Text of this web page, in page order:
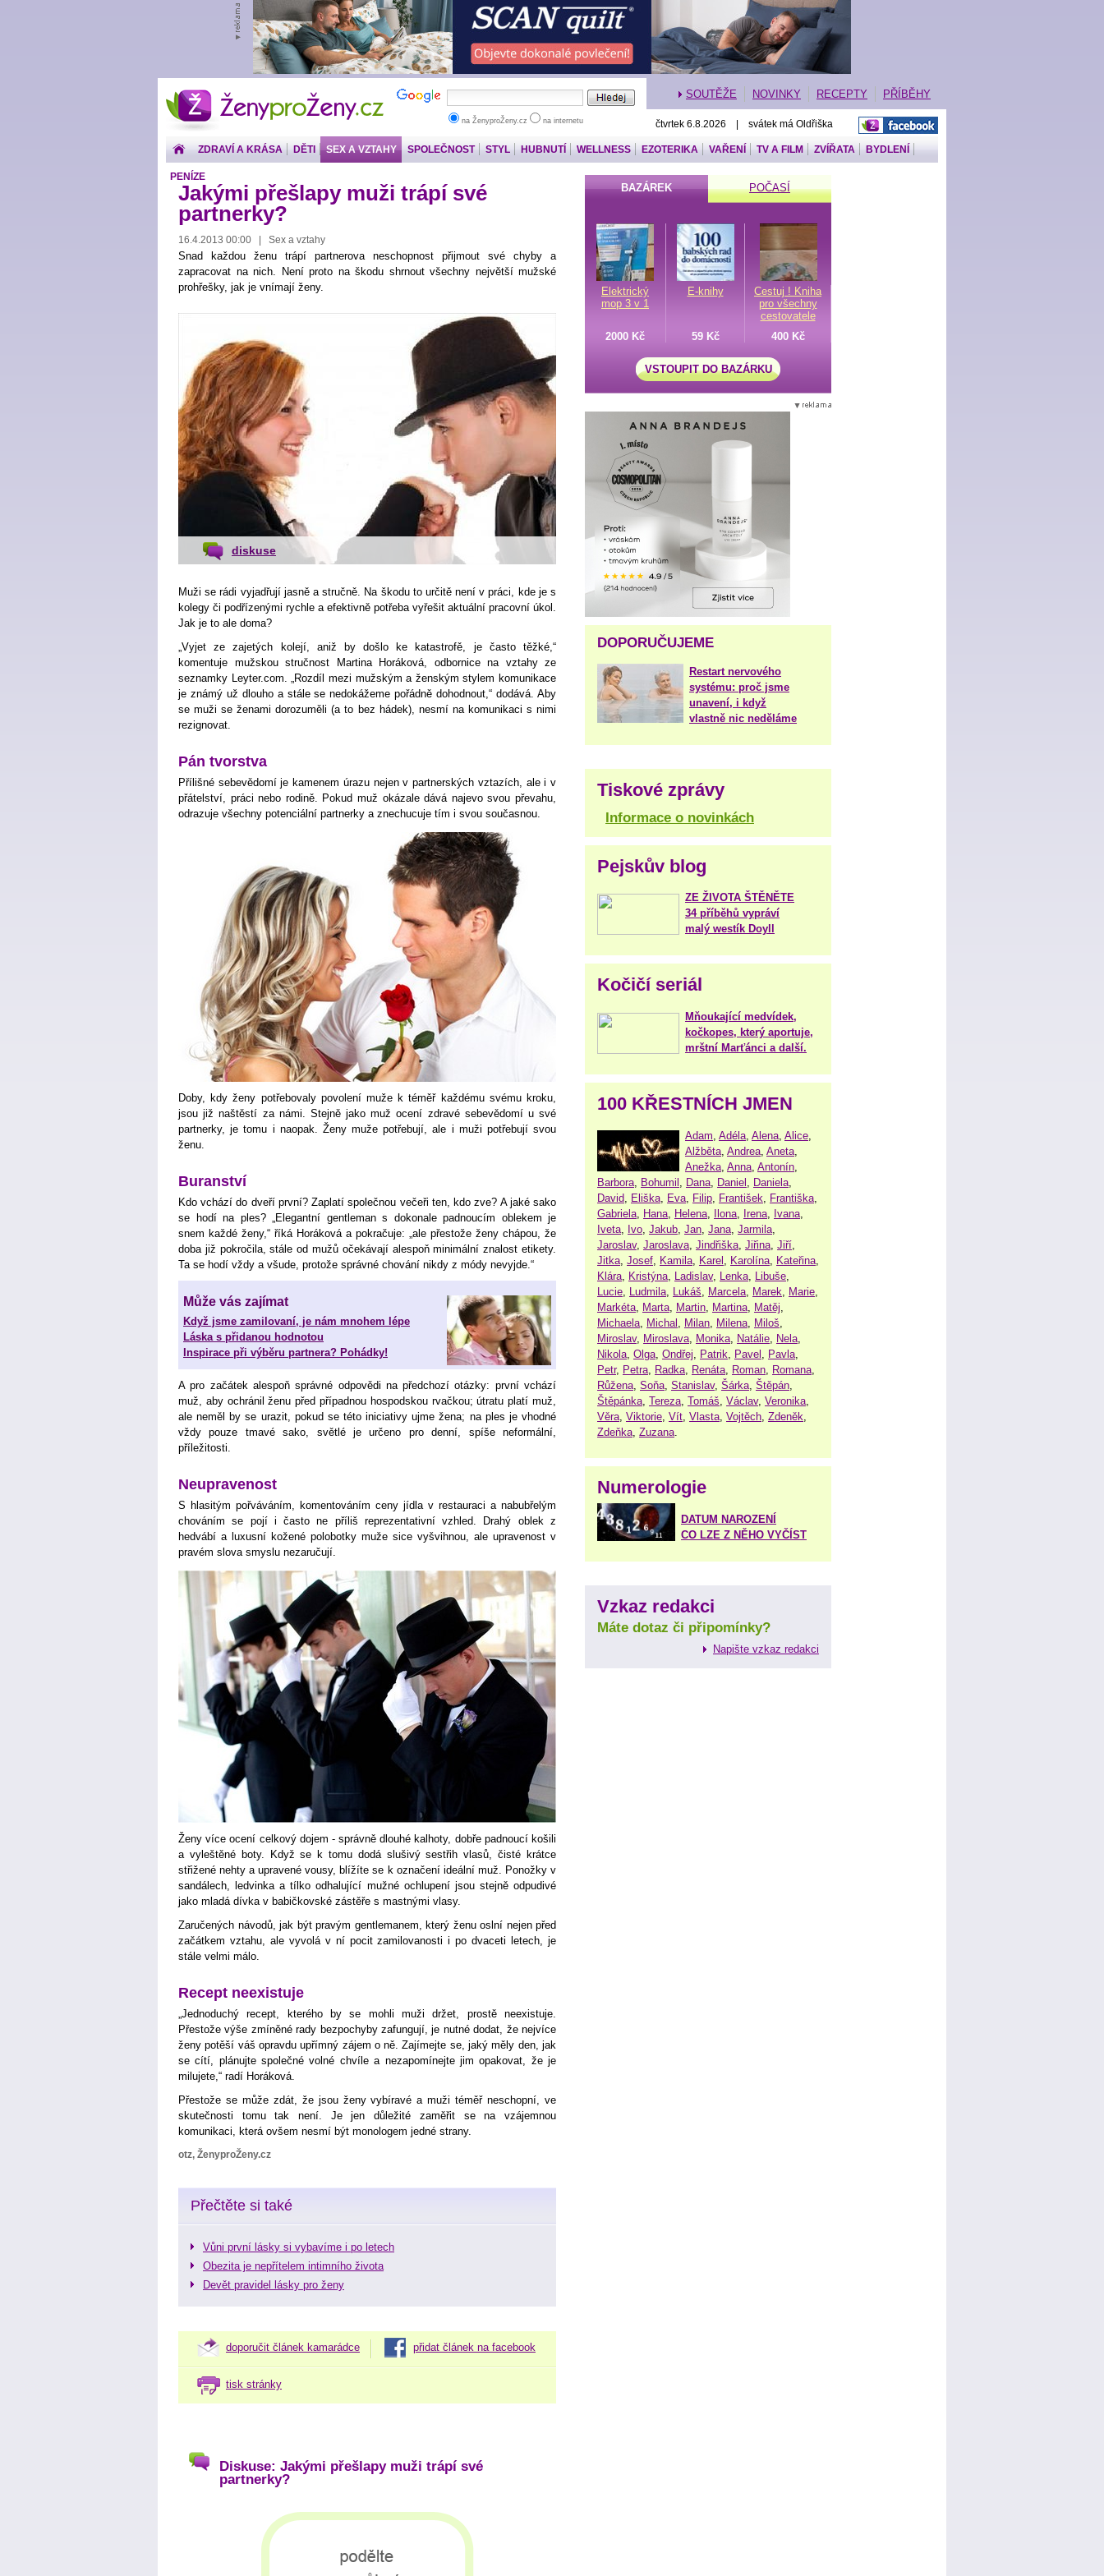
ŽenyproŽeny.cz
na ŽenyproŽeny.cz na internetu
SOUTĚŽE NOVINKY RECEPTY PŘÍBĚHY
čtvrtek 6.8.2026 | svátek má Oldřiška
ZDRAVÍ A KRÁSA DĚTI SEX A VZTAHY SPOLEČNOST STYL HUBNUTÍ WELLNESS EZOTERIKA VAŘENÍ TV A FILM ZVÍŘATA BYDLENÍ
PENÍZE
Jakými přešlapy muži trápí své
partnerky?
16.4.2013 00:00 | Sex a vztahy
Snad každou ženu trápí partnerova neschopnost přijmout své chyby a
zapracovat na nich. Není proto na škodu shrnout všechny největší mužské
prohřešky, jak je vnímají ženy.
diskuse
Muži se rádi vyjadřují jasně a stručně. Na škodu to určitě není v práci, kde je s
kolegy či podřízenými rychle a efektivně potřeba vyřešit aktuální pracovní úkol.
Jak je to ale doma?
„Vyjet ze zajetých kolejí, aniž by došlo ke katastrofě, je často těžké,“
komentuje mužskou stručnost Martina Horáková, odbornice na vztahy ze
seznamky Leyter.com. „Rozdíl mezi mužským a ženským stylem komunikace
je známý už dlouho a stále se nedokážeme pořádně dohodnout,“ dodává. Aby
se muži se ženami dorozuměli (a to bez hádek), nesmí na komunikaci s nimi
rezignovat.
Pán tvorstva
Přílišné sebevědomí je kamenem úrazu nejen v partnerských vztazích, ale i v
přátelství, práci nebo rodině. Pokud muž okázale dává najevo svou převahu,
odrazuje všechny potenciální partnerky a znechucuje tím i svou současnou.
Doby, kdy ženy potřebovaly povolení muže k téměř každému svému kroku,
jsou již naštěstí za námi. Stejně jako muž ocení zdravé sebevědomí u své
partnerky, je tomu i naopak. Ženy muže potřebují, ale i muži potřebují svou
ženu.
Buranství
Kdo vchází do dveří první? Zaplatí společnou večeři ten, kdo zve? A jaké sako
se hodí na ples? „Elegantní gentleman s dokonale padnoucím oblekem je
snem každé ženy,“ říká Horáková a pokračuje: „ale přestože ženy chápou, že
doba již pokročila, stále od mužů očekávají alespoň minimální znalost etikety.
Ta se hodí vždy a všude, protože správné chování nikdy z módy nevyjde.“
Může vás zajímat
Když jsme zamilovaní, je nám mnohem lépe
Láska s přidanou hodnotou
Inspirace při výběru partnera? Pohádky!
A pro začátek alespoň správné odpovědi na předchozí otázky: první vchází
muž, aby ochránil ženu před případnou hospodskou rvačkou; útratu platí muž,
ale neměl by se urazit, pokud se této iniciativy ujme žena; na ples je vhodné
vždy pouze tmavé sako, světlé je určeno pro denní, spíše neformální,
příležitosti.
Neupravenost
S hlasitým pořváváním, komentováním ceny jídla v restauraci a nabubřelým
chováním se pojí i často ne příliš reprezentativní vzhled. Drahý oblek z
hedvábí a luxusní kožené polobotky muže sice vyšvihnou, ale upravenost v
pravém slova smyslu nezaručují.
Ženy více ocení celkový dojem - správně dlouhé kalhoty, dobře padnoucí košili
a vyleštěné boty. Když se k tomu dodá slušivý sestřih vlasů, čisté krátce
střižené nehty a upravené vousy, blížíte se k označení ideální muž. Ponožky v
sandálech, ledvinka a tílko odhalující mužné ochlupení jsou stejně odpudivé
jako mladá dívka v babičkovské zástěře s mastnými vlasy.
Zaručených návodů, jak být pravým gentlemanem, který ženu oslní nejen před
začátkem vztahu, ale vyvolá v ní pocit zamilovanosti i po dvaceti letech, je
stále velmi málo.
Recept neexistuje
„Jednoduchý recept, kterého by se mohli muži držet, prostě neexistuje.
Přestože výše zmíněné rady bezpochyby zafungují, je nutné dodat, že nejvíce
ženy potěší váš opravdu upřímný zájem o ně. Zajímejte se, jaký měly den, jak
se cítí, plánujte společné volné chvíle a nezapomínejte jim opakovat, že je
milujete,“ radí Horáková.
Přestože se může zdát, že jsou ženy vybíravé a muži téměř neschopní, ve
skutečnosti tomu tak není. Je jen důležité zaměřit se na vzájemnou
komunikaci, která ovšem nesmí být monologem jedné strany.
otz, ŽenyproŽeny.cz
Přečtěte si také
Vůni první lásky si vybavíme i po letech
Obezita je nepřítelem intimního života
Devět pravidel lásky pro ženy
doporučit článek kamarádce přidat článek na facebook
tisk stránky
Diskuse: Jakými přešlapy muži trápí své
partnerky?
BAZÁREK POČASÍ
Elektrický
mop 3 v 1
E-knihy
Cestuj ! Kniha
pro všechny
cestovatele
2000 Kč
59 Kč 400 Kč
VSTOUPIT DO BAZÁRKU
DOPORUČUJEME
Restart nervového
systému: proč jsme
unavení, i když
vlastně nic neděláme
Tiskové zprávy
Informace o novinkách
Pejskův blog
ZE ŽIVOTA ŠTĚNĚTE
34 příběhů vypráví
malý westík Doyll
Kočičí seriál
Mňoukající medvídek,
kočkopes, který aportuje,
mrštní Marťánci a další.
100 KŘESTNÍCH JMEN
Adam Adéla Alena Alice
Alžběta Andrea Aneta
Anežka Anna Antonín
Barbora Bohumil Dana Daniel Daniela
David Eliška Eva Filip František Františka
Gabriela Hana Helena Ilona Irena Ivana
Iveta Ivo Jakub Jan Jana Jarmila
Jaroslav, Jaroslava Jindřiška Jiřina Jiří
Jitka Josef Kamila Karel Karolína Kateřina
Klára Kristýna Ladislav, Lenka Libuše
Lucie Ludmila Lukáš Marcela Marek Marie
Markéta Marta Martin Martina Matěj
Michaela Michal Milan Milena Miloš
Miroslav, Miroslava Monika Natálie Nela
Nikola Olga Ondřej Patrik Pavel Pavla
Petr, Petra Radka Renáta Roman Romana
Růžena Soňa Stanislav, Šárka Štěpán
Štěpánka Tereza Tomáš Václav, Veronika
Věra Viktorie Vít Vlasta Vojtěch Zdeněk
Zdeňka Zuzana
Numerologie
DATUM NAROZENÍ
CO LZE Z NĚHO VYČÍST
Vzkaz redakci
Máte dotaz či připomínky?
Napište vzkaz redakci